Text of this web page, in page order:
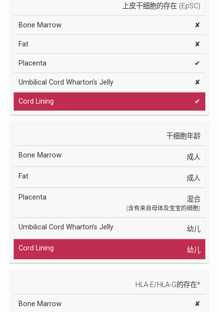
上皮干细胞的存在 (EpSC)
✘
✘
✔
✘
✔
干细胞年龄
成人
成人
混合
(含有来自母体及宝宝的细胞)
幼儿
幼儿
HLA-E/HLA-G的存在*
✘